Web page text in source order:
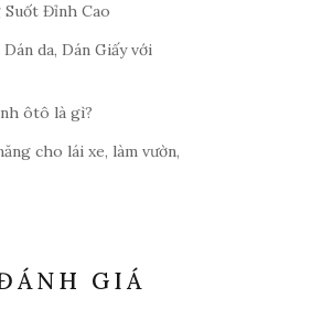
Đỉnh Cao
da, Dán Giấy với
ôtô là gì?
cho lái xe, làm vườn,
GIÁ